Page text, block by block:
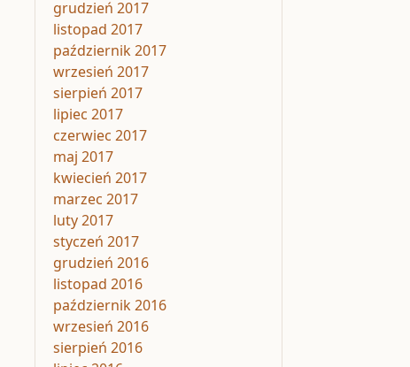
grudzień 2017
listopad 2017
październik 2017
wrzesień 2017
sierpień 2017
lipiec 2017
czerwiec 2017
maj 2017
kwiecień 2017
marzec 2017
luty 2017
styczeń 2017
grudzień 2016
listopad 2016
październik 2016
wrzesień 2016
sierpień 2016